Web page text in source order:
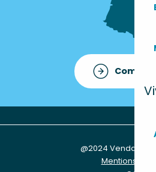
@2024 Vendays-
Mentions